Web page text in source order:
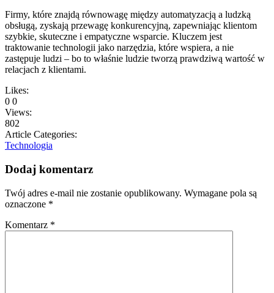
Firmy, które znajdą równowagę między automatyzacją a ludzką
obsługą, zyskają przewagę konkurencyjną, zapewniając klientom
szybkie, skuteczne i empatyczne wsparcie. Kluczem jest
traktowanie technologii jako narzędzia, które wspiera, a nie
zastępuje ludzi – bo to właśnie ludzie tworzą prawdziwą wartość w
relacjach z klientami.
Likes:
0 0
Views:
802
Article Categories:
Technologia
Dodaj komentarz
Twój adres e-mail nie zostanie opublikowany. Wymagane pola są
oznaczone *
Komentarz *